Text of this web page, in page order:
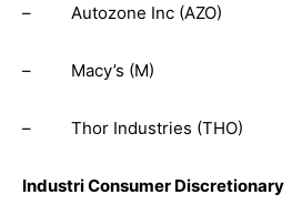
– Autozone Inc (AZO)
– Macy’s (M)
– Thor Industries (THO)
Industri Consumer Discretionary